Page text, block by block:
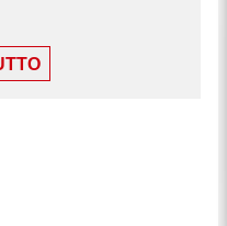
C'è tanta
lavoro che ha dato
quello ceh
e puerile
parlare dell'Italia e